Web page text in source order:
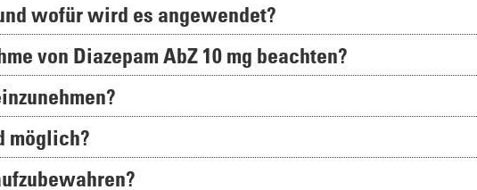
wofür wird es angewendet?
von Diazepam AbZ 10 mg beachten?
möglich?